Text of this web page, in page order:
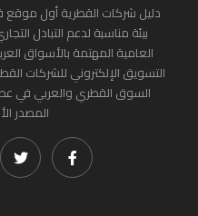
دليل شركات القطرية أول موقع
بيئة مناسبة لدعم التبادل
العامية المهتمة بالأسواق
التسويق الإلكتروني للشركات
السوق القطري والعربي في
المصدر